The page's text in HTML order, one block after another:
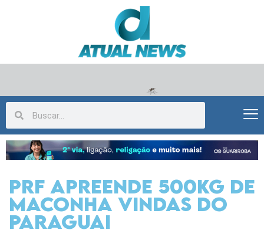
PRF apreende 500kg de
maconha vindas do
Paraguai